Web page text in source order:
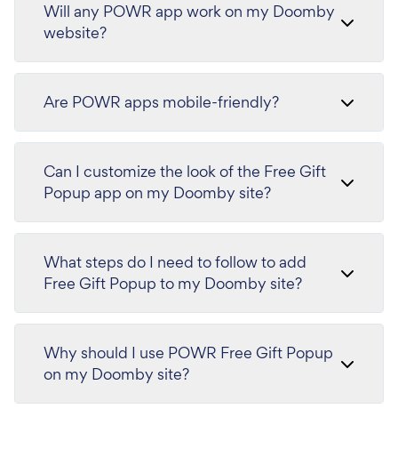
Will any POWR app work on my Doomby
website?
Are POWR apps mobile-friendly?
Can I customize the look of the Free Gift
Popup app on my Doomby site?
What steps do I need to follow to add
Free Gift Popup to my Doomby site?
Why should I use POWR Free Gift Popup
on my Doomby site?